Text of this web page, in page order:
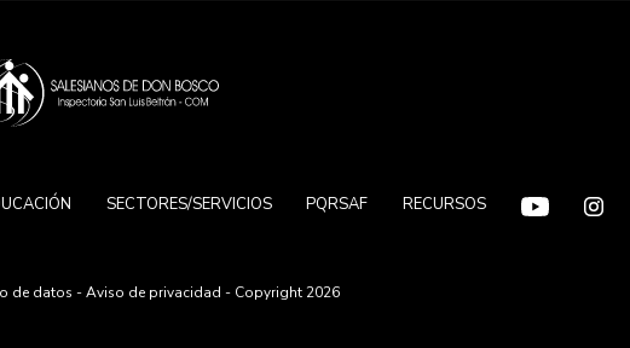
SECTORES/SERVICIOS PQRSAF RECURSOS
de datos -Aviso de privacidad - Copyright 2026